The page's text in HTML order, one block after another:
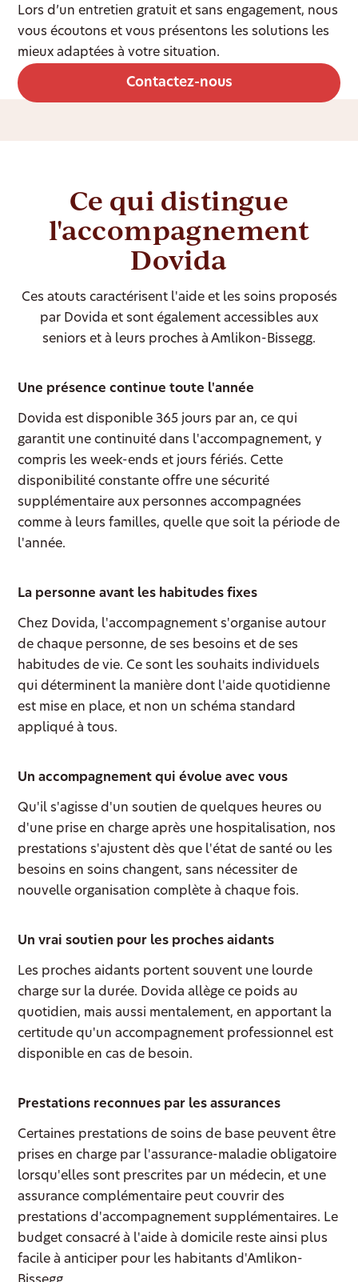
Lors d’un entretien gratuit et sans engagement, nous
vous écoutons et vous présentons les solutions les
mieux adaptées à votre situation.
Contactez-nous
Ce qui distingue
l'accompagnement
Dovida
Ces atouts caractérisent l'aide et les soins proposés
par Dovida et sont également accessibles aux
seniors et à leurs proches à Amlikon-Bissegg.
Une présence continue toute l'année
Dovida est disponible 365 jours par an, ce qui
garantit une continuité dans l'accompagnement, y
compris les week-ends et jours fériés. Cette
disponibilité constante offre une sécurité
supplémentaire aux personnes accompagnées
comme à leurs familles, quelle que soit la période de
l'année.
La personne avant les habitudes fixes
Chez Dovida, l'accompagnement s'organise autour
de chaque personne, de ses besoins et de ses
habitudes de vie. Ce sont les souhaits individuels
qui déterminent la manière dont l'aide quotidienne
est mise en place, et non un schéma standard
appliqué à tous.
Un accompagnement qui évolue avec vous
Qu'il s'agisse d'un soutien de quelques heures ou
d'une prise en charge après une hospitalisation, nos
prestations s'ajustent dès que l'état de santé ou les
besoins en soins changent, sans nécessiter de
nouvelle organisation complète à chaque fois.
Un vrai soutien pour les proches aidants
Les proches aidants portent souvent une lourde
charge sur la durée. Dovida allège ce poids au
quotidien, mais aussi mentalement, en apportant la
certitude qu'un accompagnement professionnel est
disponible en cas de besoin.
Prestations reconnues par les assurances
Certaines prestations de soins de base peuvent être
prises en charge par l'assurance-maladie obligatoire
lorsqu'elles sont prescrites par un médecin, et une
assurance complémentaire peut couvrir des
prestations d'accompagnement supplémentaires. Le
budget consacré à l'aide à domicile reste ainsi plus
facile à anticiper pour les habitants d'Amlikon-